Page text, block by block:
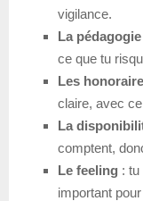
vigilance.
La pédagogie
ce que tu
Les
claire, avec
La
comptent,
Le feeling : tu
important